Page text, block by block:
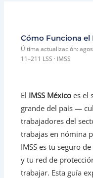
Cómo Funciona el
Última actualización:
11–211 LSS · IMSS
El IMSS México es el
grande del país —
trabajadores del
trabajas en nómina
IMSS es tu seguro
y tu red de
trabajar. Esta guía